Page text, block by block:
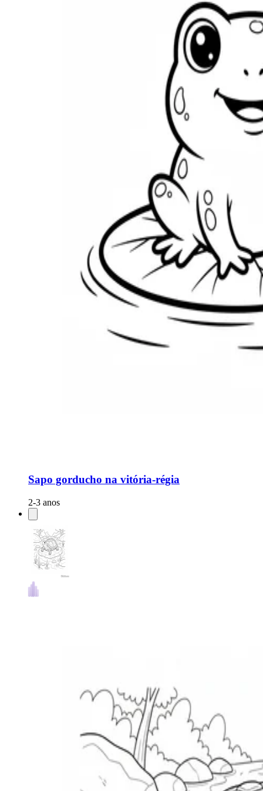
Sapo gorducho na vitória-régia
2-3 anos